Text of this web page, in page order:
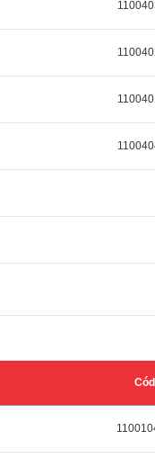
Cód